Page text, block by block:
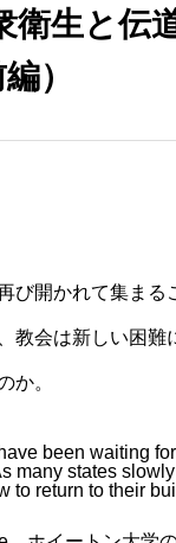
生と伝
）
び開かれて集ま
会は新しい困難
か。
been waiting
many states
return to their